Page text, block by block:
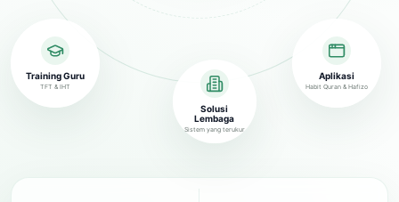
Training Guru
TFT & IHT
Solusi
Lembaga
Sistem yang terukur
Aplikasi
Habit Quran & Hafizo